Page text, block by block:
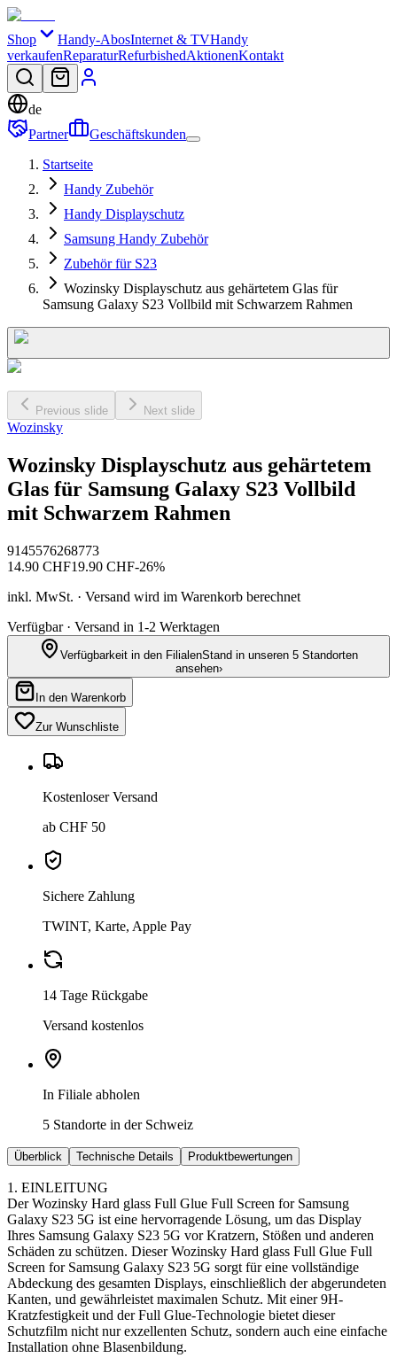
Shop Handy-AbosInternet & TVHandy
verkaufenReparaturRefurbishedAktionenKontakt
de
Partner
Geschäftskunden
Startseite
Handy Zubehör
Handy Displayschutz
Samsung Handy Zubehör
Zubehör für S23
Wozinsky Displayschutz aus gehärtetem Glas für
Samsung Galaxy S23 Vollbild mit Schwarzem Rahmen
Previous slide Next slide
Wozinsky
Wozinsky Displayschutz aus gehärtetem
Glas für Samsung Galaxy S23 Vollbild
mit Schwarzem Rahmen
9145576268773
14.90 CHF19.90 CHF-26%
inkl. MwSt. · Versand wird im Warenkorb berechnet
Verfügbar · Versand in 1-2 Werktagen
Verfügbarkeit in den FilialenStand in unseren 5 Standorten
ansehen›
In den Warenkorb
Zur Wunschliste
Kostenloser Versand
ab CHF 50
Sichere Zahlung
TWINT, Karte, Apple Pay
14 Tage Rückgabe
Versand kostenlos
In Filiale abholen
5 Standorte in der Schweiz
Überblick Technische Details Produktbewertungen
1. EINLEITUNG
Der Wozinsky Hard glass Full Glue Full Screen for Samsung
Galaxy S23 5G ist eine hervorragende Lösung, um das Display
Ihres Samsung Galaxy S23 5G vor Kratzern, Stößen und anderen
Schäden zu schützen. Dieser Wozinsky Hard glass Full Glue Full
Screen for Samsung Galaxy S23 5G sorgt für eine vollständige
Abdeckung des gesamten Displays, einschließlich der abgerundeten
Kanten, und gewährleistet maximalen Schutz. Mit einer 9H-
Kratzfestigkeit und der Full Glue-Technologie bietet dieser
Schutzfilm nicht nur exzellenten Schutz, sondern auch eine einfache
Installation ohne Blasenbildung.